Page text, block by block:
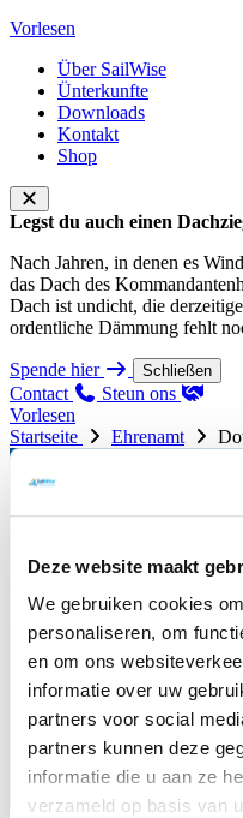
Deze website maakt
We gebruiken cookies
personaliseren, om
en om ons
informatie over uw
partners voor social
partners kunnen deze
informatie die u aan ze
verzameld op basis van
Vorlesen
Über SailWise
Ünterkunfte
Downloads
Kontakt
Shop
Legst du auch einen
Nach Jahren, in denen es
das Dach des
Dach ist undicht, die
ordentliche Dämmung fehlt
Spende hier Schließen
Contact
Steun ons
Vorlesen
Startseite
Ehrenamt